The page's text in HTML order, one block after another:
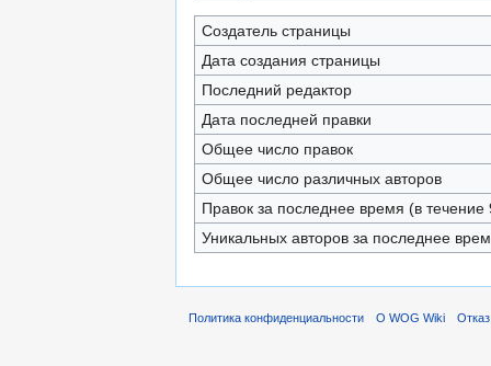
Создатель страницы
Дата создания страницы
Последний редактор
Дата последней правки
Общее число правок
Общее число различных авторов
Правок за последнее время (в течение
Уникальных авторов за последнее
Политика конфиденциальности О WOG Wiki